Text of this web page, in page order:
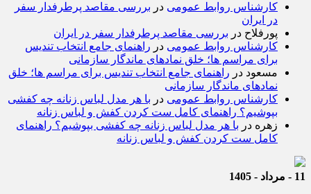
کارشناس روابط عمومی در بررسی مقاصد پرطرفدار سفر
در ایران
پورفلاح در بررسی مقاصد پرطرفدار سفر در ایران
کارشناس روابط عمومی در راهنمای جامع انتخاب تندیس
برای مراسم ها؛ خلق نمادهای ماندگار سازمانی
مسعود در راهنمای جامع انتخاب تندیس برای مراسم ها؛ خلق
نمادهای ماندگار سازمانی
کارشناس روابط عمومی در با هر مدل لباس زنانه چه کفشی
بپوشیم؟ راهنمای کامل ست کردن کفش و لباس زنانه
زهره در با هر مدل لباس زنانه چه کفشی بپوشیم؟ راهنمای
کامل ست کردن کفش و لباس زنانه
11 - مرداد - 1405